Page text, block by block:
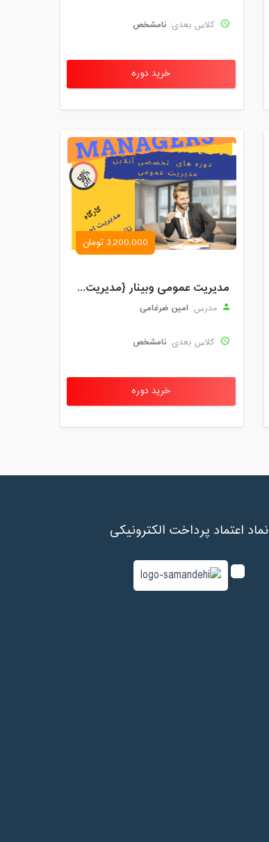
کلاس بعدی: نامشخص
خرید دوره
3,200,000 تومان
مدیریت عمومی وبینار {مدیریت اجرایی و تاثیرات تکنولوژی}
مدرس: امین ضرغامی
کلاس بعدی: نامشخص
خرید دوره
نماد اعتماد پرداخت الکترونیکی